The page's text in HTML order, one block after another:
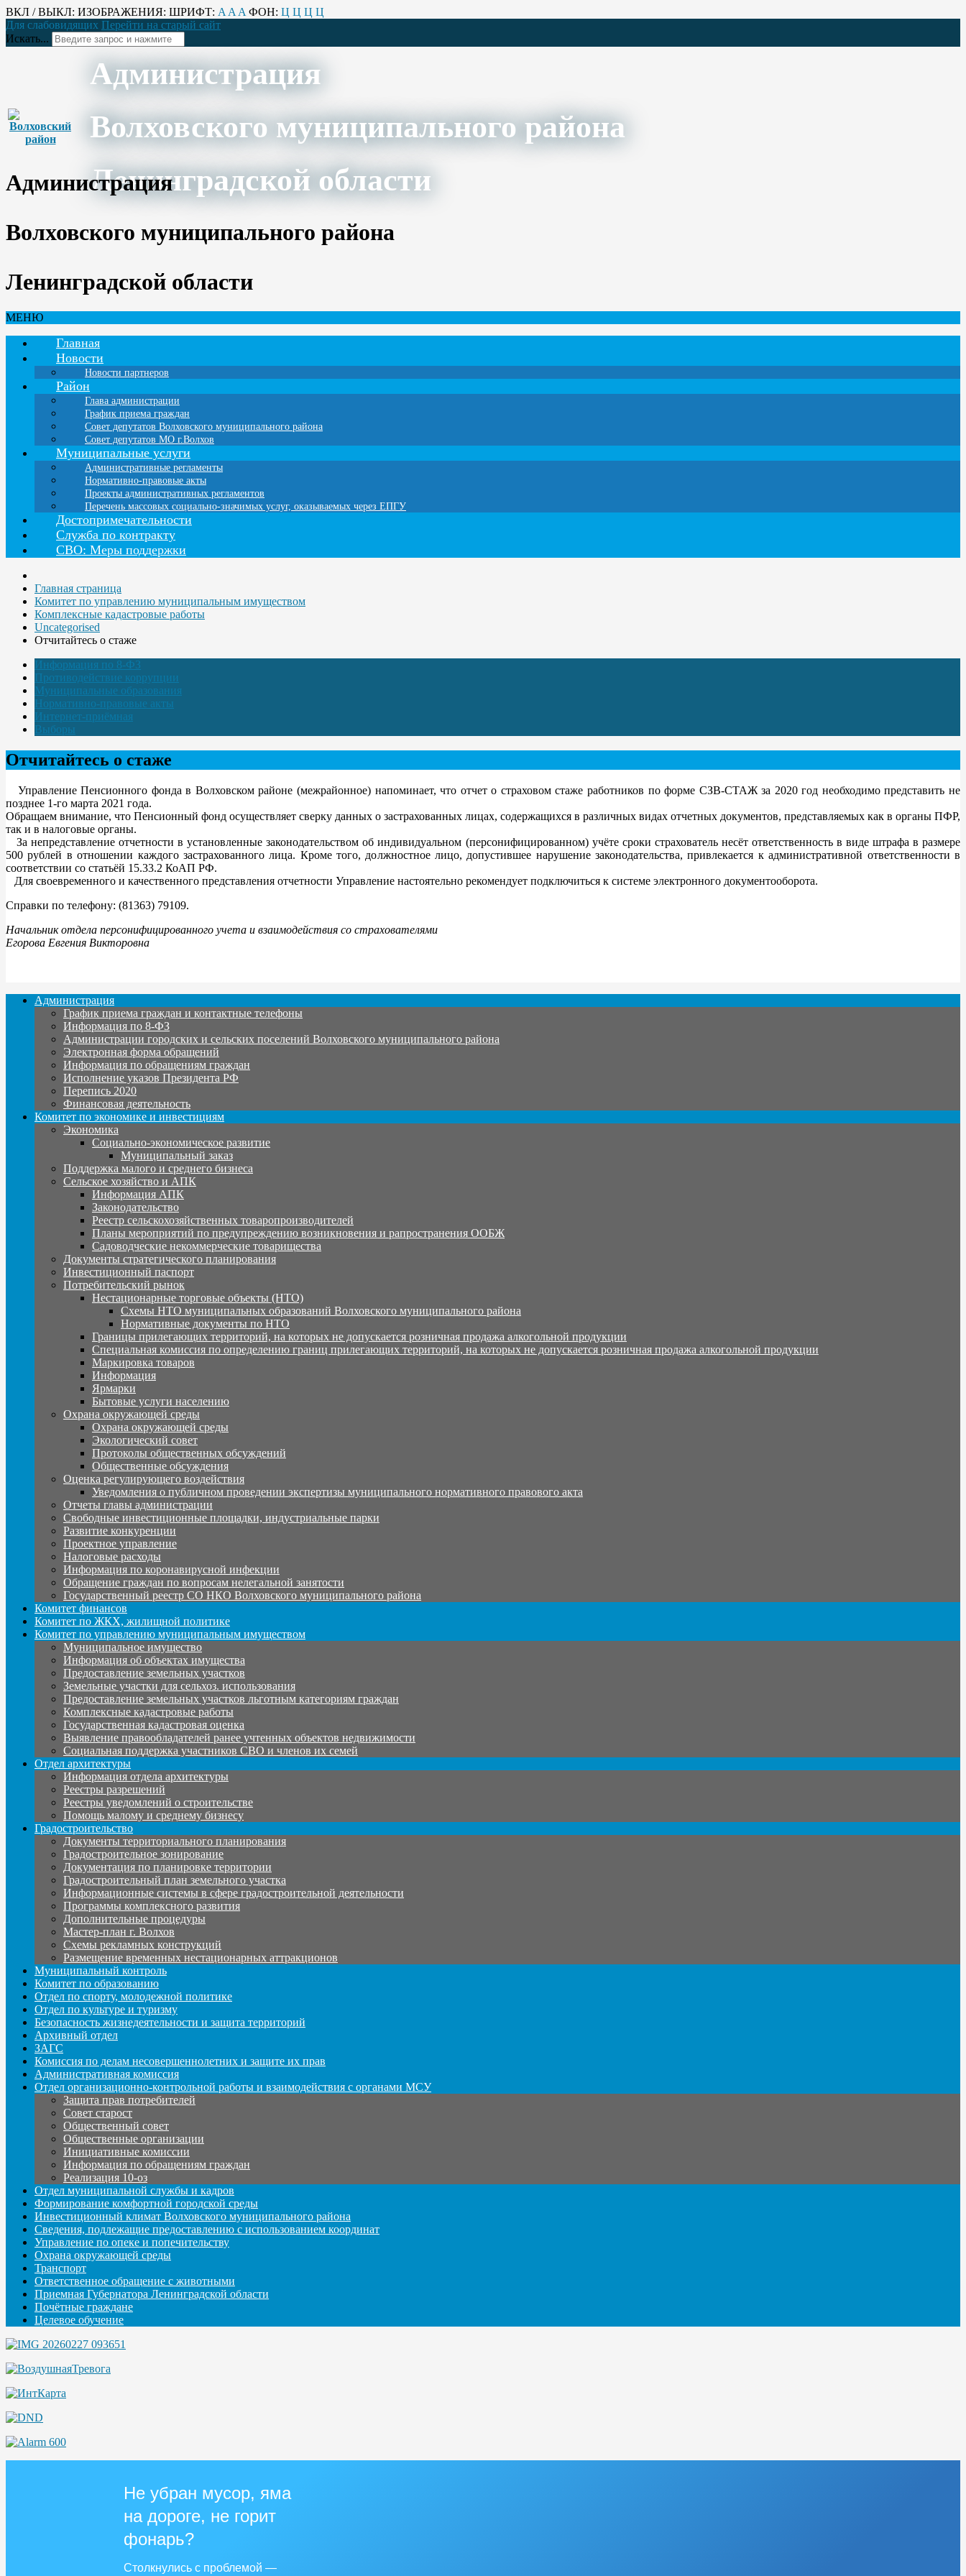
ВКЛ / ВЫКЛ: ИЗОБРАЖЕНИЯ: ШРИФТ: A A A ФОН: Ц Ц Ц Ц
Для слабовидящих Перейти на старый сайт
Искать...
Администрация
Волховского муниципального района
Ленинградской области
Администрация
Волховского муниципального района
Ленинградской области
МЕНЮ
Главная
Новости
Новости партнеров
Район
Глава администрации
График приема граждан
Совет депутатов Волховского муниципального района
Совет депутатов МО г.Волхов
Муниципальные услуги
Административные регламенты
Нормативно-правовые акты
Проекты административных регламентов
Перечень массовых социально-значимых услуг, оказываемых через ЕПГУ
Достопримечательности
Служба по контракту
СВО: Меры поддержки
Главная страница
Комитет по управлению муниципальным имуществом
Комплексные кадастровые работы
Uncategorised
Отчитайтесь о стаже
Информация по 8-ФЗ
Противодействие коррупции
Муниципальные образования
Нормативно-правовые акты
Интернет-приёмная
Выборы
Отчитайтесь о стаже
Управление Пенсионного фонда в Волховском районе (межрайонное) напоминает, что отчет о страховом стаже работников по форме СЗВ-СТАЖ за 2020 год необходимо представить не
позднее 1-го марта 2021 года.
Обращаем внимание, что Пенсионный фонд осуществляет сверку данных о застрахованных лицах, содержащихся в различных видах отчетных документов, представляемых как в органы ПФР,
так и в налоговые органы.
За непредставление отчетности в установленные законодательством об индивидуальном (персонифицированном) учёте сроки страхователь несёт ответственность в виде штрафа в размере
500 рублей в отношении каждого застрахованного лица. Кроме того, должностное лицо, допустившее нарушение законодательства, привлекается к административной ответственности в
соответствии со статьёй 15.33.2 КоАП РФ.
Для своевременного и качественного представления отчетности Управление настоятельно рекомендует подключиться к системе электронного документооборота.
Справки по телефону: (81363) 79109.
Начальник отдела персонифицированного учета и взаимодействия со страхователями
Егорова Евгения Викторовна
Администрация
График приема граждан и контактные телефоны
Информация по 8-ФЗ
Администрации городских и сельских поселений Волховского муниципального района
Электронная форма обращений
Информация по обращениям граждан
Исполнение указов Президента РФ
Перепись 2020
Финансовая деятельность
Комитет по экономике и инвестициям
Экономика
Социально-экономическое развитие
Муниципальный заказ
Поддержка малого и среднего бизнеса
Сельское хозяйство и АПК
Информация АПК
Законодательство
Реестр сельскохозяйственных товаропроизводителей
Планы мероприятий по предупреждению возникновения и рапространения ООБЖ
Садоводческие некоммерческие товарищества
Документы стратегического планирования
Инвестиционный паспорт
Потребительский рынок
Нестационарные торговые объекты (НТО)
Схемы НТО муниципальных образований Волховского муниципального района
Нормативные документы по НТО
Границы прилегающих территорий, на которых не допускается розничная продажа алкогольной продукции
Специальная комиссия по определению границ прилегающих территорий, на которых не допускается розничная продажа алкогольной продукции
Маркировка товаров
Информация
Ярмарки
Бытовые услуги населению
Охрана окружающей среды
Охрана окружающей среды
Экологический совет
Протоколы общественных обсуждений
Общественные обсуждения
Оценка регулирующего воздействия
Уведомления о публичном проведении экспертизы муниципального нормативного правового акта
Отчеты главы администрации
Свободные инвестиционные площадки, индустриальные парки
Развитие конкуренции
Проектное управление
Налоговые расходы
Информация по коронавирусной инфекции
Обращение граждан по вопросам нелегальной занятости
Государственный реестр СО НКО Волховского муниципального района
Комитет финансов
Комитет по ЖКХ, жилищной политике
Комитет по управлению муниципальным имуществом
Муниципальное имущество
Информация об объектах имущества
Предоставление земельных участков
Земельные участки для сельхоз. использования
Предоставление земельных участков льготным категориям граждан
Комплексные кадастровые работы
Государственная кадастровая оценка
Выявление правообладателей ранее учтенных объектов недвижимости
Социальная поддержка участников СВО и членов их семей
Отдел архитектуры
Информация отдела архитектуры
Реестры разрешений
Реестры уведомлений о строительстве
Помощь малому и среднему бизнесу
Градостроительство
Документы территориального планирования
Градостроительное зонирование
Документация по планировке территории
Градостроительный план земельного участка
Информационные системы в сфере градостроительной деятельности
Программы комплексного развития
Дополнительные процедуры
Мастер-план г. Волхов
Схемы рекламных конструкций
Размещение временных нестационарных аттракционов
Муниципальный контроль
Комитет по образованию
Отдел по спорту, молодежной политике
Отдел по культуре и туризму
Безопасность жизнедеятельности и защита территорий
Архивный отдел
ЗАГС
Комиссия по делам несовершеннолетних и защите их прав
Административная комиссия
Отдел организационно-контрольной работы и взаимодействия с органами МСУ
Защита прав потребителей
Совет старост
Общественный совет
Общественные организации
Инициативные комиссии
Информация по обращениям граждан
Реализация 10-оз
Отдел муниципальной службы и кадров
Формирование комфортной городской среды
Инвестиционный климат Волховского муниципального района
Сведения, подлежащие предоставлению с использованием координат
Управление по опеке и попечительству
Охрана окружающей среды
Транспорт
Ответственное обращение с животными
Приемная Губернатора Ленинградской области
Почётные граждане
Целевое обучение
Не убран мусор, яма
на дороге, не горит
фонарь?
Столкнулись с проблемой —